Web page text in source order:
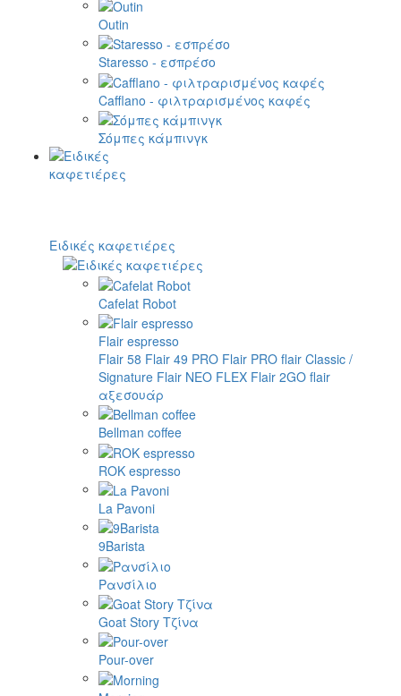
Outin
Staresso - εσπρέσο
Cafflano - φιλτραρισμένος καφές
Σόμπες κάμπινγκ
Ειδικές καφετιέρες
Cafelat Robot
Flair espresso
Flair 58 Flair 49 PRO Flair PRO flair Classic /
Signature Flair NEO FLEX Flair 2GO flair
αξεσουάρ
Bellman coffee
ROK espresso
La Pavoni
9Barista
Ρανσίλιο
Goat Story Τζίνα
Pour-over